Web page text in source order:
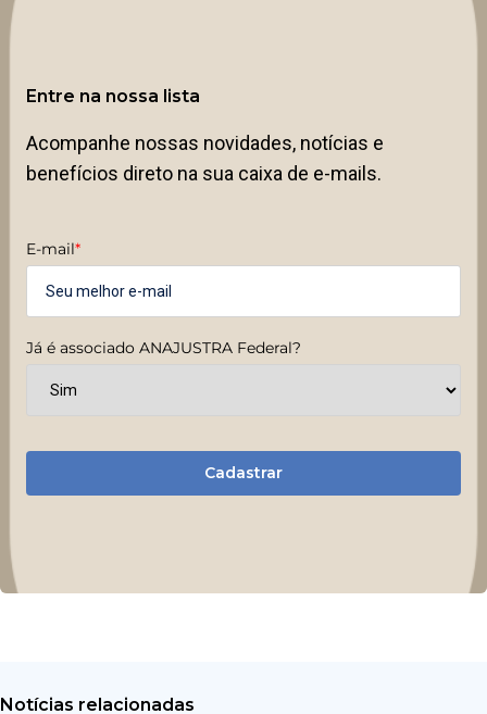
Entre na nossa lista
Acompanhe nossas novidades, notícias e
benefícios direto na sua caixa de e-mails.
E-mail*
Já é associado ANAJUSTRA Federal?
Cadastrar
Notícias relacionadas